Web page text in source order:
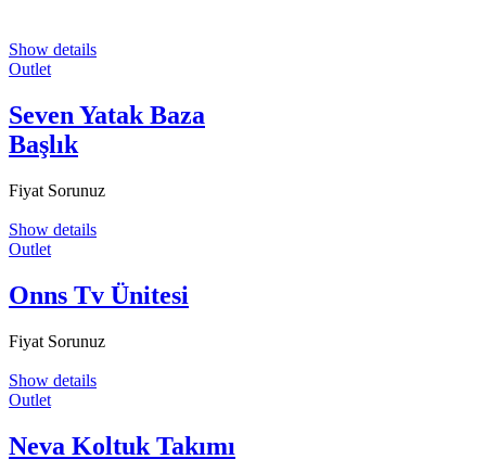
Show details
Outlet
Seven Yatak Baza
Başlık
Fiyat Sorunuz
Show details
Outlet
Onns Tv Ünitesi
Fiyat Sorunuz
Show details
Outlet
Neva Koltuk Takımı